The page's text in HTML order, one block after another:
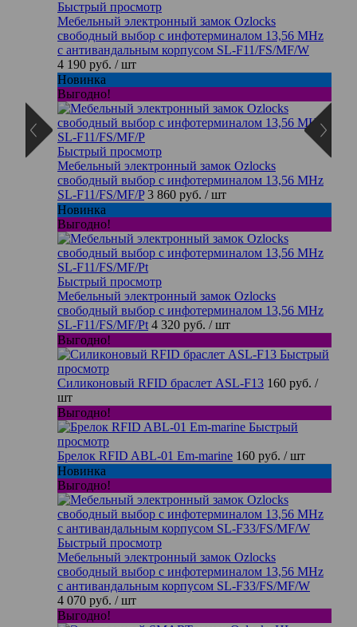
Быстрый просмотр
Мебельный электронный замок Ozlocks
свободный выбор с инфотерминалом 13,56 MHz
с антивандальным корпусом SL-F11/FS/MF/W
4 190 руб. / шт
Новинка
Выгодно!
Быстрый просмотр
Мебельный электронный замок Ozlocks
свободный выбор с инфотерминалом 13,56 MHz
SL-F11/FS/MF/P 3 860 руб. / шт
Новинка
Выгодно!
Быстрый просмотр
Мебельный электронный замок Ozlocks
свободный выбор с инфотерминалом 13,56 MHz
SL-F11/FS/MF/Pt 4 320 руб. / шт
Выгодно!
Быстрый
просмотр
Силиконовый RFID браслет ASL-F13 160 руб. /
шт
Выгодно!
Быстрый
просмотр
Брелок RFID ABL-01 Em-marine 160 руб. / шт
Новинка
Выгодно!
Быстрый просмотр
Мебельный электронный замок Ozlocks
свободный выбор с инфотерминалом 13,56 MHz
с антивандальным корпусом SL-F33/FS/MF/W
4 070 руб. / шт
Выгодно!